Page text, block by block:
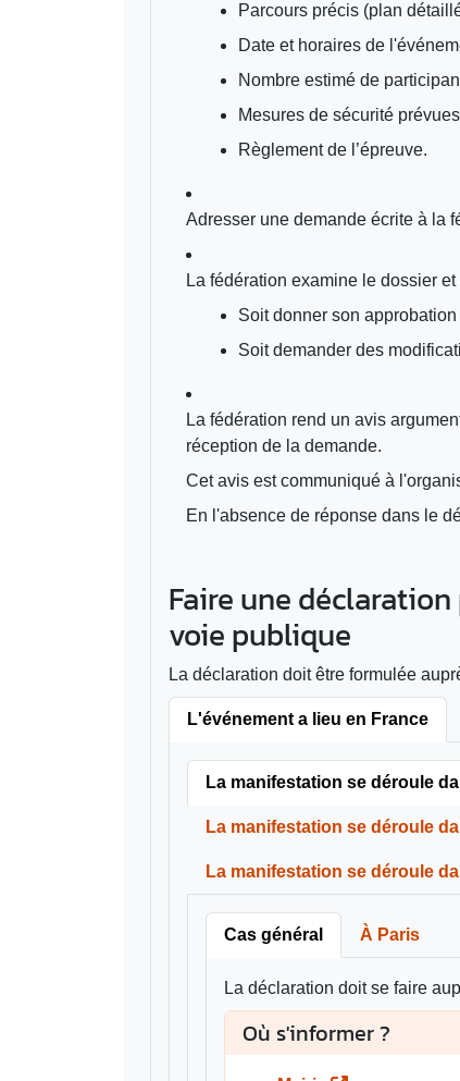
Parcours précis (plan
Date et horaires de
Nombre estimé de
Mesures de sécurité
Règlement de l’épreuve.
Adresser une demande écrite à la
La fédération examine le dossier et
Soit donner son approbation
Soit demander des
La fédération rend un avis
réception de la demande.
Cet avis est communiqué à
En l'absence de réponse dans le
Faire une
voie publique
La déclaration doit être formulée
L'événement a lieu en France
La manifestation se déroule
La manifestation se déroule
La manifestation se déroule
Cas général À Paris
La déclaration doit se faire
Où s'informer ?